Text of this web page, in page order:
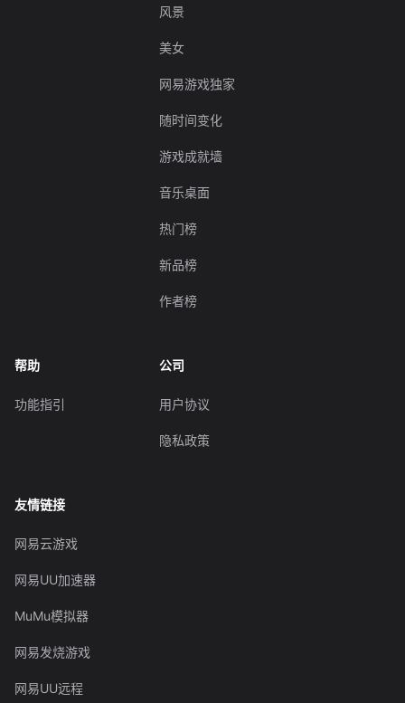
风景
美女
网易游戏独家
随时间变化
游戏成就墙
音乐桌面
热门榜
新品榜
作者榜
帮助
功能指引
公司
用户协议
隐私政策
友情链接
网易云游戏
网易UU加速器
MuMu模拟器
网易发烧游戏
网易UU远程